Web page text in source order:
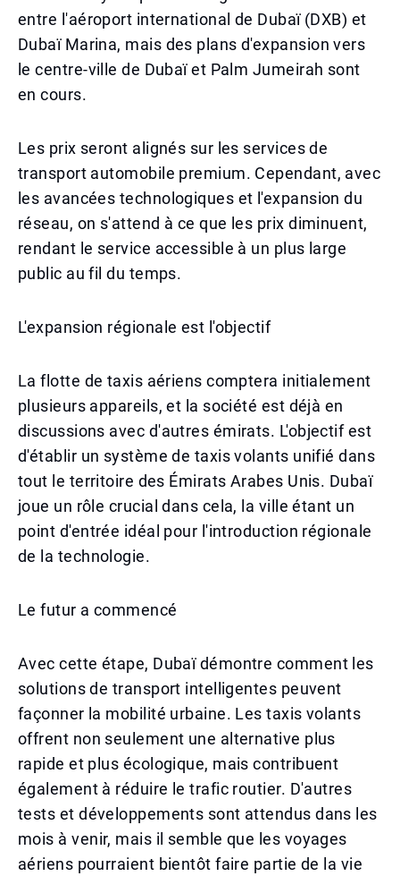
entre l'aéroport international de Dubaï (DXB) et
Dubaï Marina, mais des plans d'expansion vers
le centre-ville de Dubaï et Palm Jumeirah sont
en cours.
Les prix seront alignés sur les services de
transport automobile premium. Cependant, avec
les avancées technologiques et l'expansion du
réseau, on s'attend à ce que les prix diminuent,
rendant le service accessible à un plus large
public au fil du temps.
L'expansion régionale est l'objectif
La flotte de taxis aériens comptera initialement
plusieurs appareils, et la société est déjà en
discussions avec d'autres émirats. L'objectif est
d'établir un système de taxis volants unifié dans
tout le territoire des Émirats Arabes Unis. Dubaï
joue un rôle crucial dans cela, la ville étant un
point d'entrée idéal pour l'introduction régionale
de la technologie.
Le futur a commencé
Avec cette étape, Dubaï démontre comment les
solutions de transport intelligentes peuvent
façonner la mobilité urbaine. Les taxis volants
offrent non seulement une alternative plus
rapide et plus écologique, mais contribuent
également à réduire le trafic routier. D'autres
tests et développements sont attendus dans les
mois à venir, mais il semble que les voyages
aériens pourraient bientôt faire partie de la vie